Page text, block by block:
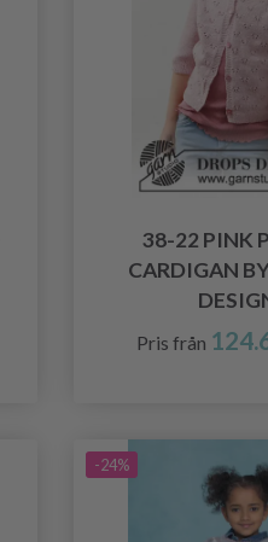
38-22 PINK
CARDIGAN
Pris från
-24%